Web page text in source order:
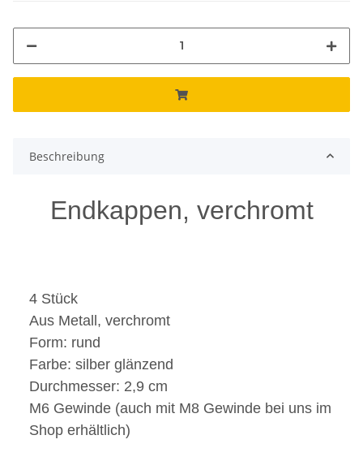
Beschreibung
Endkappen, verchromt
4 Stück
Aus Metall, verchromt
Form: rund
Farbe: silber glänzend
Durchmesser: 2,9 cm
M6 Gewinde (auch mit M8 Gewinde bei uns im
Shop erhältlich)